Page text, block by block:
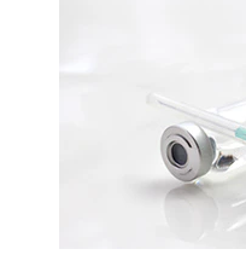
医薬品の取り扱い
おりますが、人に
おそれがありま
化膿、一時的な麻